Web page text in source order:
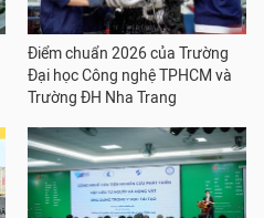
Điểm chuẩn 2026 của Trường
Đại học Công nghệ TPHCM và
Trường ĐH Nha Trang